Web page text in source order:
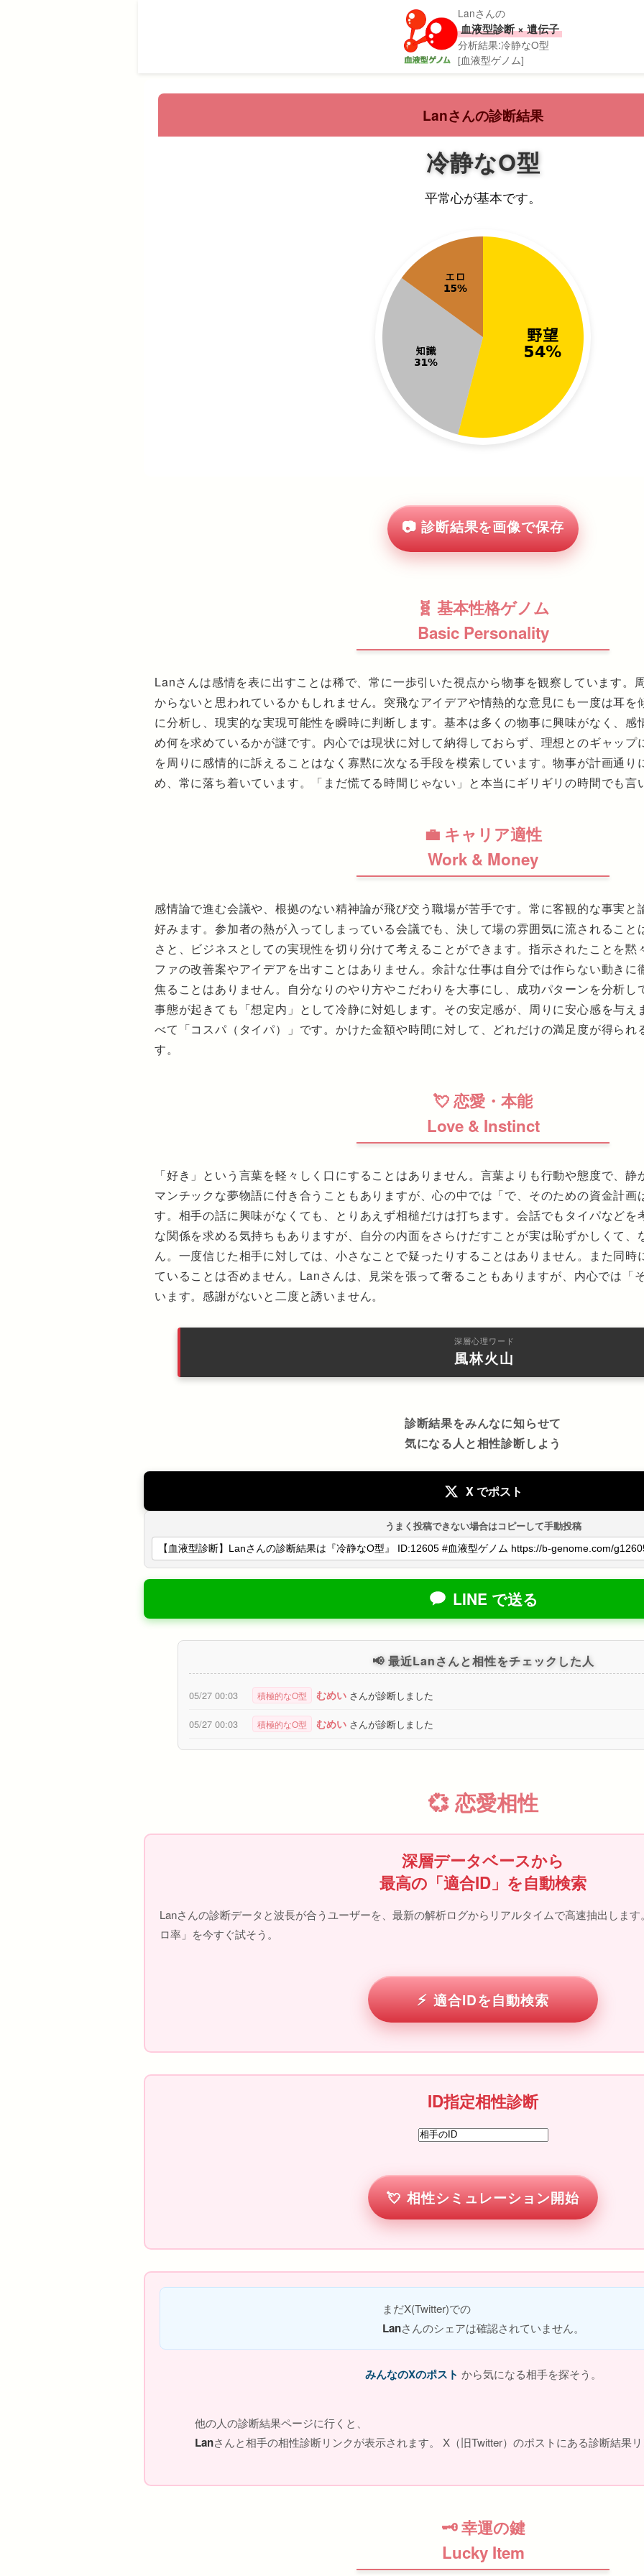
Lanさんの
血液型診断 × 遺伝子
分析結果:冷静なO型
[血液型ゲノム]
Lanさんの診断結果
冷静なO型
平常心が基本です。
📷 診断結果を画像で保存
🧬 基本性格ゲノム
Basic Personality
Lanさんは感情を表に出すことは稀で、常に一歩引いた視点から物事を観察しています。
からないと思われているかもしれません。突飛なアイデアや情熱的な意見にも一度は耳
に分析し、現実的な実現可能性を瞬時に判断します。基本は多くの物事に興味がなく、
め何を求めているかが謎です。内心では現状に対して納得しておらず、理想とのギャッ
を周りに感情的に訴えることはなく寡黙に次なる手段を模索しています。物事が計画通
め、常に落ち着いています。「まだ慌てる時間じゃない」と本当にギリギリの時間でも言
💼 キャリア適性
Work & Money
感情論で進む会議や、根拠のない精神論が飛び交う職場が苦手です。常に客観的な事実
好みます。参加者の熱が入ってしまっている会議でも、決して場の雰囲気に流されるこ
さと、ビジネスとしての実現性を切り分けて考えることができます。指示されたことを
ファの改善案やアイデアを出すことはありません。余計な仕事は自分では作らない動き
焦ることはありません。自分なりのやり方やこだわりを大事にし、成功パターンを分析
事態が起きても「想定内」として冷静に対処します。その安定感が、周りに安心感を与
べて「コスパ（タイパ）」です。かけた金額や時間に対して、どれだけの満足度が得ら
す。
💘 恋愛・本能
Love & Instinct
「好き」という言葉を軽々しく口にすることはありません。言葉よりも行動や態度で、
マンチックな夢物語に付き合うこともありますが、心の中では「で、そのための資金計
す。相手の話に興味がなくても、とりあえず相槌だけは打ちます。会話でもタイパなど
な関係を求める気持ちもありますが、自分の内面をさらけだすことが実は恥ずかしくて
ん。一度信じた相手に対しては、小さなことで疑ったりすることはありません。また同
ていることは否めません。Lanさんは、見栄を張って奢ることもありますが、内心では「
います。感謝がないと二度と誘いません。
深層心理ワード
風林火山
診断結果をみんなに知らせて
気になる人と相性診断しよう
X でポスト
うまく投稿できない場合はコピーして手動投稿
LINE で送る
📢 最近Lanさんと相性をチェックした人
05/27 00:03 積極的なO型 むめい さんが診断しました
05/27 00:03 積極的なO型 むめい さんが診断しました
💞 恋愛相性
深層データベースから
最高の「適合ID」を自動検索
Lanさんの診断データと波長が合うユーザーを、最新の解析ログからリアルタイムで高速抽出しま
ロ率」を今すぐ試そう。
適合IDを自動検索
ID指定相性診断
相性シミュレーション開始
まだX(Twitter)での
Lanさんのシェアは確認されていません。
みんなのXのポスト から気になる相手を探そう。
他の人の診断結果ページに行くと、
Lanさんと相手の相性診断リンクが表示されます。 X（旧Twitter）のポストにある診断結果
🗝 幸運の鍵
Lucky Item